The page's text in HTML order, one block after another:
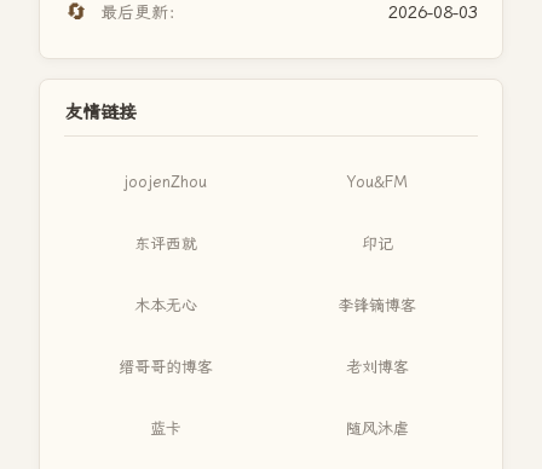
🔄 最后更新： 2026-08-03
友情链接
joojenZhou You&FM
东评西就 印记
木本无心 李锋镝博客
缙哥哥的博客 老刘博客
蓝卡 随风沐虐